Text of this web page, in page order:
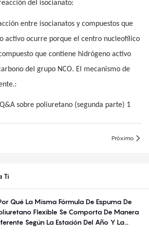
del isocianato:
entre isocianatos y compuestos que
activo ocurre porque el centro nucleofílico
que contiene hidrógeno activo
del grupo NCO. El mecanismo de
Próximo
Ti
Qué La Misma Fórmula De Espuma De
Flexible Se Comporta De Manera
Según La Estación Del Año Y La